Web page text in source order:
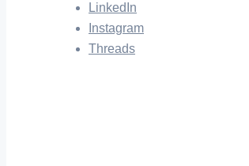
LinkedIn
Instagram
Threads